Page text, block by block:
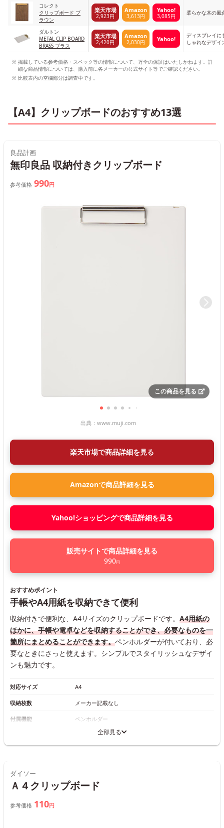
コレクト
クリップボード ブ
ラウン
楽天市場
2,923円
Amazon
3,613円
Yahoo!
3,085円 柔らかな木の風
ダルトン
METAL CLIP BOARD
BRASS ブラス
楽天市場
2,420円
Amazon
2,030円 Yahoo!
ディスプレイに
しゃれなデザイ
掲載している参考価格・スペック等の情報について、万全の保証はいたしかねます。詳
細な商品情報については、購入前に各メーカーの公式サイト等でご確認ください。
比較表内の空欄部分は調査中です。
【A4】クリップボードのおすすめ13選
良品計画
無印良品 収納付きクリップボード
参考価格 990円
この商品を見る
出典： www.muji.com
楽天市場で商品詳細を見る
Amazonで商品詳細を見る
Yahoo!ショッピングで商品詳細を見る
販売サイトで商品詳細を見る
990円
おすすめポイント
手帳やA4用紙を収納できて便利
収納付きで便利な、A4サイズのクリップボードです。 A4用紙の
ほかに、手帳や電卓などを収納することができ、必要なものを一
箇所にまとめることができます。ペンホルダーが付いており、必
要なときにさっと使えます。シンプルでスタイリッシュなデザイ
ンも魅力です。
対応サイズ A4
収納枚数 メーカー記載なし
付属機能 ペンホルダー
全部見る
ダイソー
Ａ４クリップボード
参考価格 110円